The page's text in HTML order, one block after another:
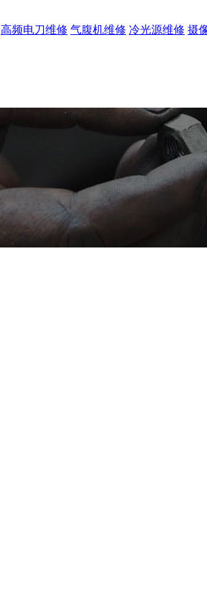
高频电刀维修 气腹机维修 冷光源维修 摄